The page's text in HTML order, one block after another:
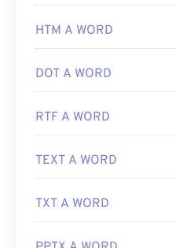
HTM A WORD
DOT A WORD
RTF A WORD
TEXT A WORD
TXT A WORD